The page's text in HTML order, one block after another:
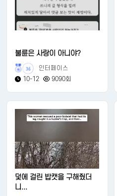
불륜은 사랑이 아니야?
36
인터페이스
10-12
9090회
덫에 걸린 밥캣을 구해줬더
니...